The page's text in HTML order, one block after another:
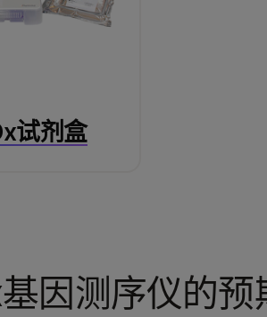
试剂盒
因测序仪的预